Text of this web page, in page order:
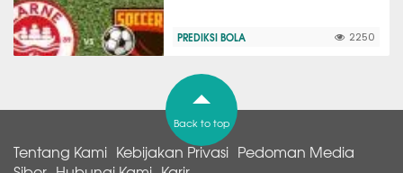
PREDIKSI BOLA 2250
Back to top
Tentang Kami Kebijakan Privasi Pedoman Media